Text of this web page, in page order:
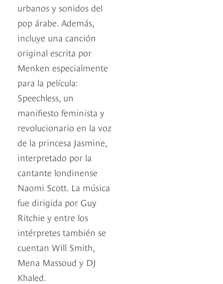
urbanos y sonidos del
pop árabe. Además,
incluye una canción
original escrita por
Menken especialmente
para la película:
Speechless, un
manifiesto feminista y
revolucionario en la voz
de la princesa Jasmine,
interpretado por la
cantante londinense
Naomi Scott. La música
fue dirigida por Guy
Ritchie y entre los
intérpretes también se
cuentan Will Smith,
Mena Massoud y DJ
Khaled.